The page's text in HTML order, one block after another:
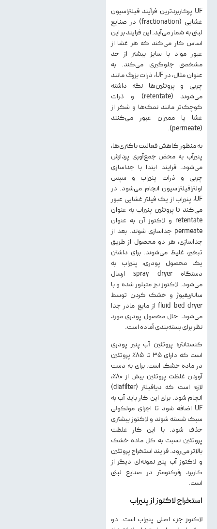
UF پرکاربردترین فرآیند فیلتراسیون
غشایی (fractionation) در صنایع
لبنی به شمار می‌آید. این فرایند بر این
اساس کار می‌کند که هر غشا از
عبور مواد با سایز بیشتر از حد
مشخصی جلوگیری می‌کند. به
عنوان مثال، در UF، ذرات بزرگ مانند
چربی و پروتئین‌ها نگه داشته
می‌شوند (retentate) و ذرات
کوچک‌تر مانند نمک‌ها و شکر از
غشا یا ممبران عبور می‌کنند
(permeate).
به منظور کاهش فعالیت باکتری‌ها،
پنیرآب به محض جمع‌آوری پردازش
می‌شود. فرایند ابتدا با جداسازی
چربی و ذرات پنیراب و سپس
اولترافیلتراسیون انجام می‌شود. در
UF، پنیراب از یک فیلتر غشایی عبور
می‌کند تا پروتئین پنیراب به عنوان
retentate و لاکتوز آن به عنوان
permeate جداسازی شوند. بعد از
جداسازی، هر دو محصول از طریق
تبخیر، غلیظ می‌شوند. برای داشتن
یک محصول پودری، پنیراب به
دستگاه spray dryer ارسال
می‌شود. لاکتوز نیز متبلور شده و با
سانتریفیوژ و خشک کردن توسط
fluid bed dryer از مایع مادر جدا
می‌شود. حال محصول پودری مورد
نظر برای بسته‌بندی آماده است.
كنستانتره پروتئين آب پنير پودری
است که دارای ۳۵ تا ۸۵٪ پروتئین
در ماده خشک است. برای به دست
آوردن غلظت پروتئین بیش از ۸۰٪،
لازم است که دیافیلتر (diafilter)
انجام شود. برای این کار باید آب به
UF اضافه شود تا اجزای مولکولی
سبک شسته شوند و لاکتوز بیشتری
حذف شود. با این کار غلظت
پروتئین نسبت به کل ماده خشک
بالاتر می‌رود. فرایند استخراج پروتئین
و لاکتوز آب پنیر نمونه‌ای دیگر از
کاربرد رفرکتومتر در صنایع لبنی
است.
استخراج لاکتوز از پنیراب
لاکتوز جزء اصلی پنیراب است. دو